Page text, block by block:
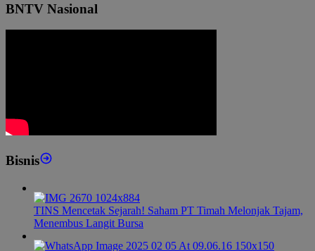
BNTV Nasional
Bisnis
TINS Mencetak Sejarah! Saham PT Timah Melonjak Tajam,
Menembus Langit Bursa